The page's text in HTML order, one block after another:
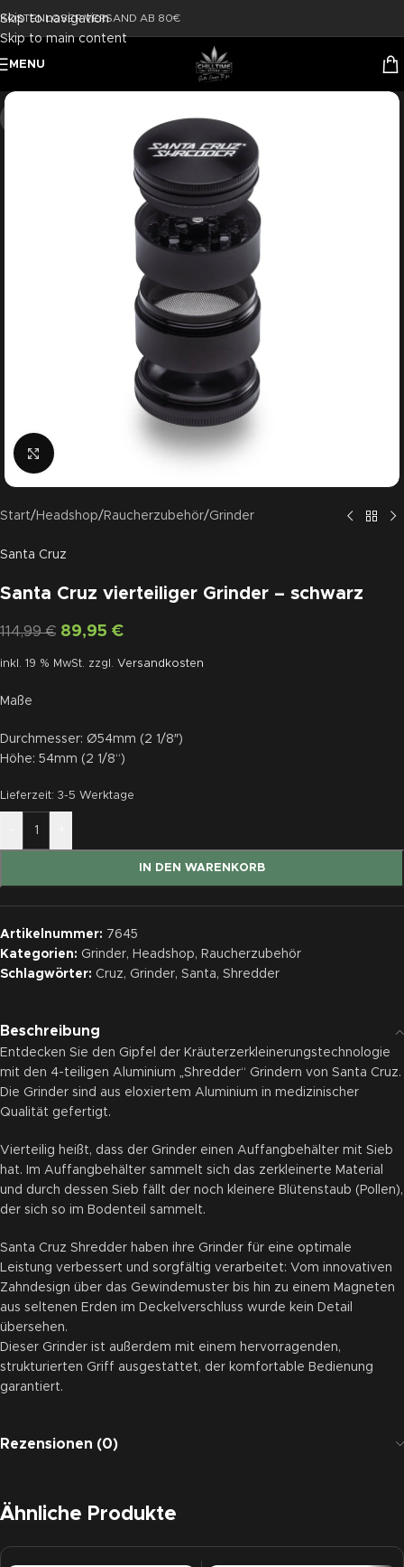
Skip to navigation
Skip to main content
KOSTENLOSER VERSAND AB 80€
MENU
Click to enlarge
Start/ Headshop/ Raucherzubehör/Grinder
Santa Cruz
Santa Cruz vierteiliger Grinder – schwarz
114,99€ 89,95 €
inkl. 19 % MwSt. zzgl. Versandkosten
Maße
Durchmesser: Ø54mm (2 1/8″)
Höhe: 54mm (2 1/8“)
Lieferzeit: 3-5 Werktage
IN DEN WARENKORB
Artikelnummer: 7645
Kategorien: Grinder, Headshop, Raucherzubehör
Schlagwörter: Cruz, Grinder, Santa, Shredder
Beschreibung
Entdecken Sie den Gipfel der Kräuterzerkleinerungstechnologie
mit den 4-teiligen Aluminium „Shredder“ Grindern von Santa Cruz.
Die Grinder sind aus eloxiertem Aluminium in medizinischer
Qualität gefertigt.
Vierteilig heißt, dass der Grinder einen Auffangbehälter mit Sieb
hat. Im Auffangbehälter sammelt sich das zerkleinerte Material
und durch dessen Sieb fällt der noch kleinere Blütenstaub (Pollen),
der sich so im Bodenteil sammelt.
Santa Cruz Shredder haben ihre Grinder für eine optimale
Leistung verbessert und sorgfältig verarbeitet: Vom innovativen
Zahndesign über das Gewindemuster bis hin zu einem Magneten
aus seltenen Erden im Deckelverschluss wurde kein Detail
übersehen.
Dieser Grinder ist außerdem mit einem hervorragenden,
strukturierten Griff ausgestattet, der komfortable Bedienung
garantiert.
Rezensionen (0)
Ähnliche Produkte